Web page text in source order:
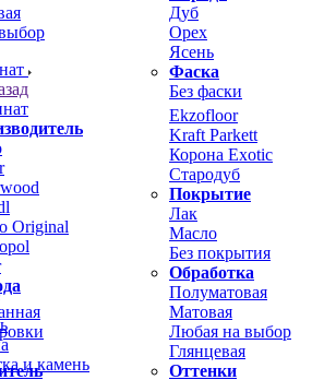
Дуб
Орех
Ясень
Фаска
Без фаски
Ekzofloor
Kraft Parkett
Корона Exotic
Стародуб
Покрытие
Лак
Масло
Без покрытия
Обработка
Полуматовая
Матовая
Любая на выбор
Глянцевая
Оттенки
Original
и камень